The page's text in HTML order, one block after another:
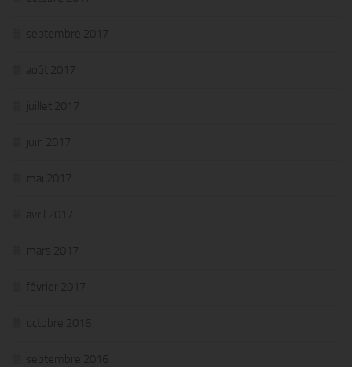
septembre 2017
août 2017
juillet 2017
juin 2017
mai 2017
avril 2017
mars 2017
février 2017
octobre 2016
septembre 2016